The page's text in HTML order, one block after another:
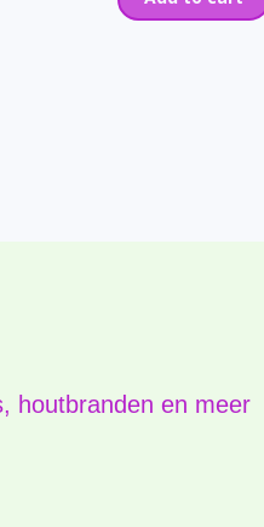
houtbranden en meer